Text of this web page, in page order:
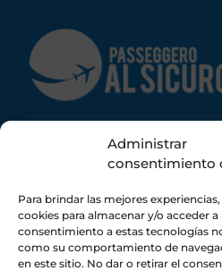
Administrar
consentimiento
Para brindar las mejores
cookies para almacenar y/o acceder
consentimiento a estas tecnologías
como su comportamiento de
en este sitio. No dar o retirar el